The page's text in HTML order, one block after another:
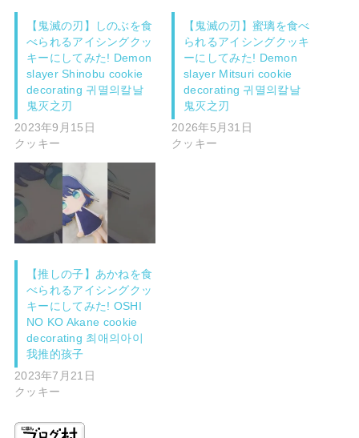
【鬼滅の刃】しのぶを食
べられるアイシングクッ
キーにしてみた! Demon
slayer Shinobu cookie
decorating 귀멸의칼날
鬼灭之刃
2023年9月15日
クッキー
【鬼滅の刃】蜜璃を食べ
られるアイシングクッキ
ーにしてみた! Demon
slayer Mitsuri cookie
decorating 귀멸의칼날
鬼灭之刃
2026年5月31日
クッキー
【推しの子】あかねを食
べられるアイシングクッ
キーにしてみた! OSHI
NO KO Akane cookie
decorating 최애의아이
我推的孩子
2023年7月21日
クッキー